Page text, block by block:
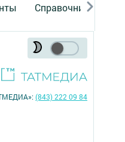
Справочник
(843) 222 09 84